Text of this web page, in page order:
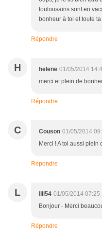
toulousains sont en
bonheur à toi et toute
Répondre
H helene 01/05/2014
merci et plein de
Répondre
C Couson 01/05/2014
Merci ! A toi aussi plein
Répondre
L lili54 01/05/2014 07:25
Bonjour - Merci
Répondre